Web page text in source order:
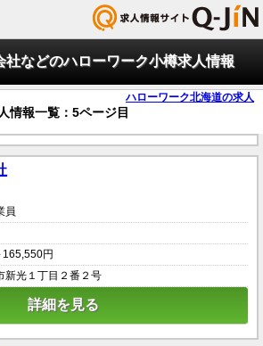
などのハローワーク小樽求人情報
ハローワーク北海道の求人
情報一覧：5ページ目
員
円
新光１丁目２番２号
詳細を見る